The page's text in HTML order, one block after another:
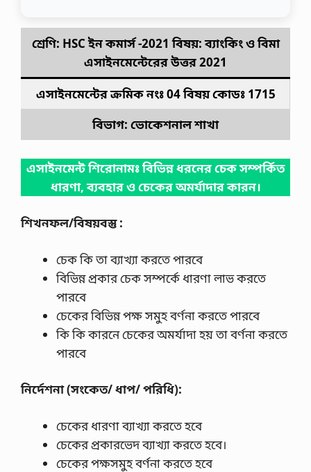
শ্রেণি: HSC ইন কমার্স -2021 বিষয়:ব্যাংকিংও বিমা
এসাইনমেন্টেরের উত্তর2021
এসাইনমেন্টের ক্রমিক নংঃ 04বিষয় কোডঃ 1715
বিভাগ: ভোকেশনালশাখা
এসাইনমেন্ট শিরোনামঃ বিভিন্ন ধরনের চেক সম্পর্কিত
ধারণা, ব্যবহার ও চেকের অমর্যাদার কারন।
শিখনফল/বিষয়বস্তু :
চেক কি তা ব্যাখ্যা করতে পারবে
বিভিন্ন প্রকার চেক সম্পর্কে ধারণা লাভ করতে
পারবে
চেকের বিভিন্ন পক্ষ সমুহ বর্ণনা করতে পারবে
কি কি কারনে চেকের অমর্যাদা হয় তা বর্ণনা করতে
পারবে
নির্দেশনা (সংকেত/ ধাপ/ পরিধি):
চেকের ধারণা ব্যাখ্যা করতে হবে
চেকের প্রকারভেদ ব্যাখ্যা করতে হবে।
চেকের পক্ষসমুহ বর্ণনা করতে হবে